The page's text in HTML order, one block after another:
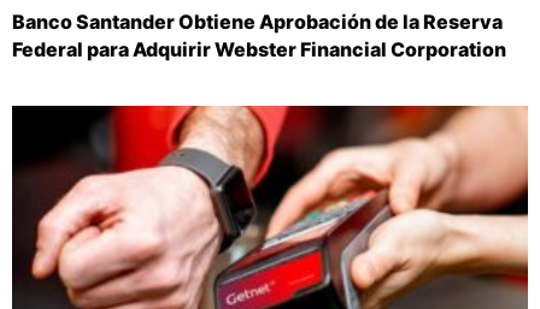
Banco Santander Obtiene Aprobación de la Reserva
Federal para Adquirir Webster Financial Corporation